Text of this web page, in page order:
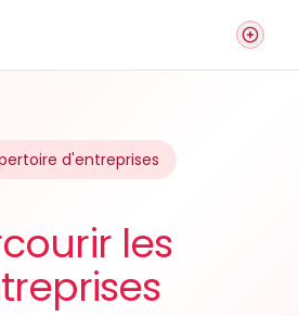
d'entreprises
les